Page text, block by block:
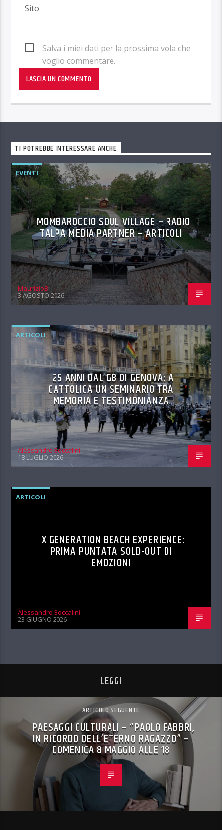
Salva i miei dati per la prossima vola che
voglio commentare.
TI POTREBBE INTERESSARE ANCHE
EVENTI
MOMBAROCCIO SOUL VILLAGE – RADIO
TALPA MEDIA PARTNER – ARTICOLI
MaurizioB
3 AGOSTO 2026
ARTICOLI
25 ANNI DAL G8 DI GENOVA: A
CATTOLICA UN SEMINARIO TRA
MEMORIA E TESTIMONIANZA
Alessandro Boccalini
18 LUGLIO 2026
ARTICOLI
X GENERATION BEACH EXPERIENCE:
PRIMA PUNTATA SOLD-OUT DI
EMOZIONI
Alessandro Boccalini
23 GIUGNO 2026
LEGGI
ARTICOLO SEGUENTE
PAESAGGI CULTURALI – “PAOLO FABBRI,
IN RICORDO DELL’ETERNO RAGAZZO” –
DOMENICA 8 MAGGIO ALLE 18